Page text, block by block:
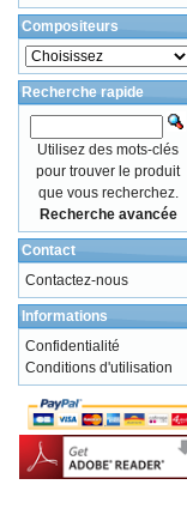
Compositeurs
Recherche rapide
Utilisez des mots-clés
pour trouver le produit
que vous recherchez.
Recherche avancée
Contact
Contactez-nous
Informations
Confidentialité
Conditions d'utilisation